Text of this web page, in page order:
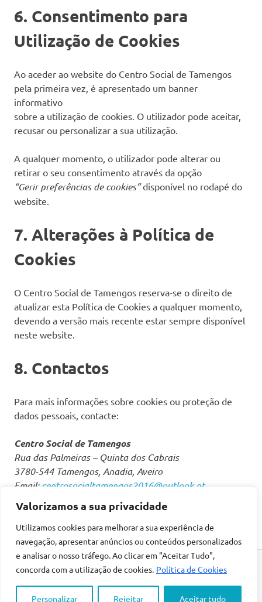
Valorizamos a sua privacidade
Utilizamos cookies para melhorar a sua experiência de
navegação, apresentar anúncios ou conteúdos personalizados
e analisar o nosso tráfego. Ao clicar em "Aceitar Tudo",
concorda com a utilização de cookies. Política de Cookies
Personalizar Rejeitar Aceitar tudo
6. Consentimento para
Utilização de Cookies
Ao aceder ao website do Centro Social de Tamengos
pela primeira vez, é apresentado um banner
informativo
sobre a utilização de cookies. O utilizador pode aceitar,
recusar ou personalizar a sua utilização.
A qualquer momento, o utilizador pode alterar ou
retirar o seu consentimento através da opção
“Gerir preferências de cookies”disponível no rodapé do
website.
7. Alterações à Política de
Cookies
O Centro Social de Tamengos reserva-se o direito de
atualizar esta Política de Cookies a qualquer momento,
devendo a versão mais recente estar sempre disponível
neste website.
8. Contactos
Para mais informações sobre cookies ou proteção de
dados pessoais, contacte:
Centro Social de Tamengos
Rua das Palmeiras – Quinta dos Cabrais
3780-544 Tamengos, Anadia, Aveiro
Email:centrosocialtamengos2016@outlook.pt
Website:
www.cstamengos.pt
© 2026 CST Amengos — Todos os direitos reservados.